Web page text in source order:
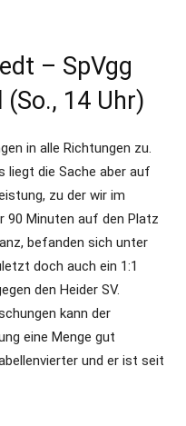
– SpVgg
14 Uhr)
in alle Richtungen zu.
liegt die Sache aber auf
zu der wir im
90 Minuten auf den Platz
befanden sich unter
doch auch ein 1:1
den Heider SV.
kann der
eine Menge gut
und er ist seit